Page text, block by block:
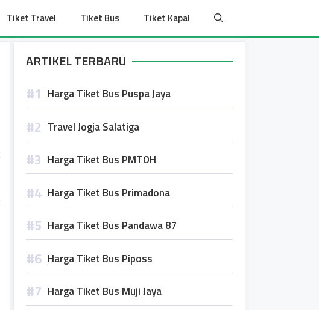
Tiket Travel Tiket Bus Tiket Kapal
ARTIKEL TERBARU
Harga Tiket Bus Puspa Jaya
Travel Jogja Salatiga
Harga Tiket Bus PMTOH
Harga Tiket Bus Primadona
Harga Tiket Bus Pandawa 87
Harga Tiket Bus Piposs
Harga Tiket Bus Muji Jaya